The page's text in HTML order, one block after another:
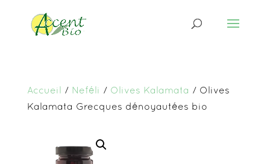
Accueil / Neféli / Olives Kalamata / Olives
Kalamata Grecques dénoyautées bio